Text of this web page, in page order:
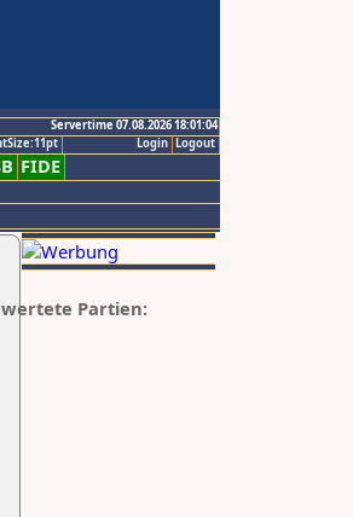
Servertime 07.08.2026 18:01:04
Logout
Login
FIDE
Partien: